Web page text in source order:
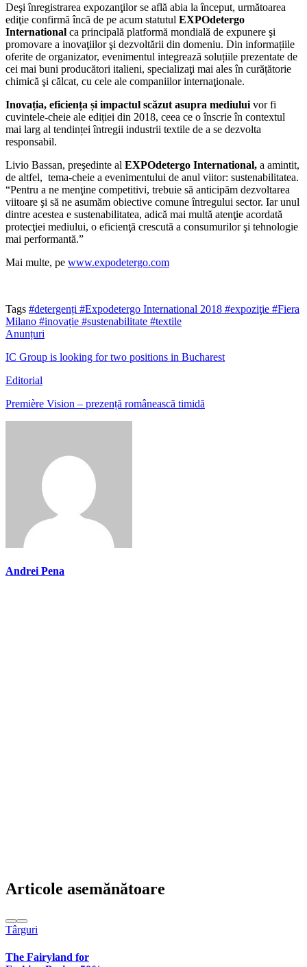
Deşi înregistrarea expozanţilor se află abia la început, următoarea
ediţie confirmă încă de pe acum statutul EXPOdetergo
International ca principală platformă mondială de expunere şi
promovare a inovaţiilor şi dezvoltării din domeniu. Din informațiile
oferite de organizator, evenimentul integrează soluțiile prezentate de
cei mai buni producători italieni, specializaţi mai ales în curățătorie
chimică şi călcat, cu cele ale companiilor internaţionale.
Inovația, eficiența și impactul scăzut asupra mediului vor fi
cuvintele-cheie ale ediției din 2018, ceea ce o înscrie în contextul
mai larg al tendinței întregii industrii textile de a se dezvolta
responsabil.
Livio Bassan, preşedinte al EXPOdetergo International, a amintit,
de altfel, tema-cheie a evenimentului de anul viitor: sustenabilitatea.
“Pentru a ne menţine competitivi, trebuie să anticipăm dezvoltarea
viitoare şi să ne asumăm obiective comune întregului sector. Iar unul
dintre acestea e sustenabilitatea, adică mai multă atenţie acordată
protecţiei mediului, o eficienţă crescută a consumurilor şi tehnologie
mai performantă.”
Mai multe, pe www.expodetergo.com
Tags #detergenți #Expodetergo International 2018 #expoziţie #Fiera
Milano #inovație #sustenabilitate #textile
Anunțuri
IC Group is looking for two positions in Bucharest
Editorial
Première Vision – prezență românească timidă
Andrei Pena
Articole asemănătoare
Târguri
The Fairyland for